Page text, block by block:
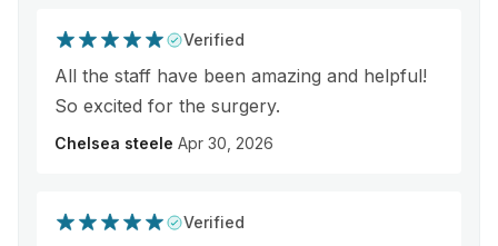
Verified
All the staff have been amazing and helpful!
So excited for the surgery.
Chelsea steele Apr 30, 2026
Verified